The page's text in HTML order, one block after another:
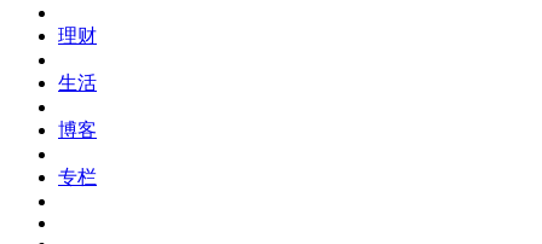
理财
生活
博客
专栏